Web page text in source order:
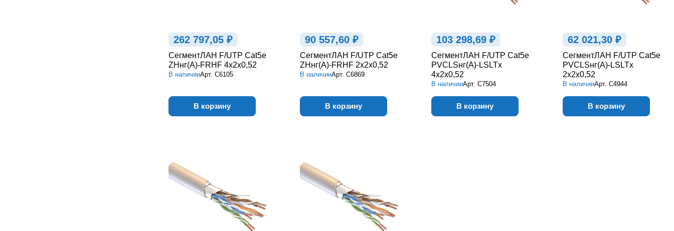
262 797,05 ₽
СегментЛАН F/UTP Cat5e
ZHнг(А)-FRHF 4х2х0,52
В наличииАрт. С6105
В корзину
90 557,60 ₽
СегментЛАН F/UTP Cat5e
ZHнг(А)-FRHF 2х2х0,52
В наличииАрт. С6869
В корзину
103 298,69 ₽
СегментЛАН F/UTP Cat5e
PVCLSнг(А)-LSLTx
4х2х0,52
В наличииАрт. С7504
В корзину
62 021,30 ₽
СегментЛАН F/UTP Cat5e
PVCLSнг(А)-LSLTx
2х2х0,52
В наличииАрт. С4944
В корзину